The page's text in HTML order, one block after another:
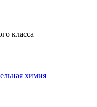
класса
химия